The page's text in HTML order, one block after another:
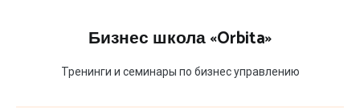
Бизнес школа «Orbita»
Тренинги и семинары по бизнес управлению